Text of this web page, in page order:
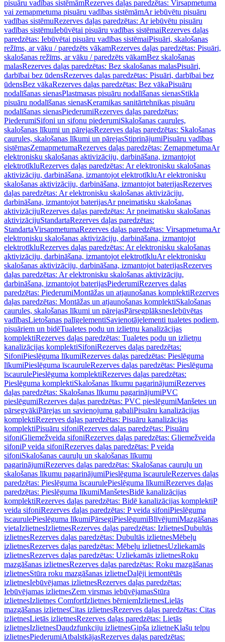
pisuāru vadības sistēmāmRezerves daļas paredzētas: Virsapmetuma
vai zemapmetuma pisuāru vadības sistēmāmAr iebūvētu pisuāru
vadības sistēmuRezerves daļas paredzētas: Ar iebūvētu pisuāru
vadības sistēmuIebūvētai pisuāru vadības sistēmaiRezerves daļas
paredzētas: Iebūvētai pisuāru vadības sistēmaiPisuāri, skalošanas
režīms, ar vāku / paredzēts vākamRezerves daļas paredzētas: Pisuāri,
skalošanas režīms, ar vāku / paredzēts vākamBez skalošanas
malasRezerves daļas paredzētas: Bez skalošanas malasPisuāri,
darbībai bez ūdensRezerves daļas paredzētas: Pisuāri, darbībai bez
ūdensBez vākaRezerves daļas paredzētas: Bez vākaPisuāru
nodalīšanas sienasPlastmasas pisuāru nodalīšanas sienasStikla
pisuāru nodalīšanas sienasKeramikas sanitārtehnikas pisuāru
nodalīšanas sienasPiederumiRezerves daļas paredzētas:
PiederumiSifoni un sifonu piederumiSkalošanas caurules,
skalošanas līkumi un pārejasRezerves daļas paredzētas: Skalošanas
caurules, skalošanas līkumi un pārejasStiprinājumiPisuāru vadības
sistēmasZemapmetumaRezerves daļas paredzētas: ZemapmetumaAr
elektronisku skalošanas aktivizāciju, darbināšana, izmantojot
elektrotīkluRezerves daļas paredzētas: Ar elektronisku skalošanas
aktivizāciju, darbināšana, izmantojot elektrotīkluAr elektronisku
skalošanas aktivizāciju, darbināšana, izmantojot baterijasRezerves
daļas paredzētas: Ar elektronisku skalošanas aktivizāciju,
darbināšana, izmantojot baterijasAr pneimatisku skalošanas
aktivizācijuRezerves daļas paredzētas: Ar pneimatisku skalošanas
aktivizācijuStandartaRezerves daļas paredzētas:
StandartaVirsapmetumaRezerves daļas paredzētas: VirsapmetumaAr
elektronisku skalošanas aktivizāciju, darbināšana, izmantojot
elektrotīkluRezerves daļas paredzētas: Ar elektronisku skalošanas
aktivizāciju, darbināšana, izmantojot elektrotīkluAr elektronisku
skalošanas aktivizāciju, darbināšana, izmantojot baterijasRezerves
daļas paredzētas: Ar elektronisku skalošanas aktivizāciju,
darbināšana, izmantojot baterijasPiederumiRezerves daļas
paredzētas: PiederumiMontāžas un atjaunošanas komplektiRezerves
daļas paredzētas: Montāžas un atjaunošanas komplektiSkalošanas
caurules, skalošanas līkumi un pārejasPārsegplāksnesIebūvētas
vadībasLietošanas palīgelementiSavienotājelementi tualetes podiem,
pisuāriem un bidēTualetes podu un izlietņu kanalizācijas
komplektiRezerves daļas paredzētas: Tualetes podu un izlietņu
kanalizācijas komplektiSifoniRezerves daļas paredzētas:
SifoniPieslēguma līkumiRezerves daļas paredzētas: Pieslēguma
līkumiPieslēguma īscauruleRezerves daļas paredzētas: Pieslēguma
īscaurulePieslēguma komplektiRezerves daļas paredzētas:
Pieslēguma komplektiSkalošanas līkumu pagarinājumiRezerves
daļas paredzētas: Skalošanas līkumu pagarinājumiPVC
pieslēgumiRezerves daļas paredzētas: PVC pieslēgumiManšetes un
pārsegvākiPārejas un savienojuma gabaliPisuāru kanalizācijas
komplektiRezerves daļas paredzētas: Pisuāru kanalizācijas
komplektiPisuāru sifoniRezerves daļas paredzētas: Pisuāru
sifoniGliemežveida sifoniRezerves daļas paredzētas: Gliemežveida
sifoniP veida sifoniRezerves daļas paredzētas: P veida
sifoniSkalošanas cauruļu un skalošanas līkumu
pagarinājumiRezerves daļas paredzētas: Skalošanas cauruļu un
skalošanas līkumu pagarinājumiPieslēguma īscauruleRezerves daļas
paredzētas: Pieslēguma īscaurulePieslēguma līkumiRezerves daļas
paredzētas: Pieslēguma līkumiManšetesBidē kanalizācijas
komplektiRezerves daļas paredzētas: Bidē kanalizācijas komplektiP
veida sifoniRezerves daļas paredzētas: P veida sifoniPieslēguma
īscaurulePieslēguma līkumiPārsegiPieslēgumiBlīvējumiMazgāšanas
vietaIzlietnesIzlietnesRezerves daļas paredzētas: IzlietnesDubultās
izlietnesRezerves daļas paredzētas: Dubultās izlietnesMēbeļu
izlietnesRezerves daļas paredzētas: Mēbeļu izlietnesUzliekamās
izlietnesRezerves daļas paredzētas: Uzliekamās izlietnesRoku
mazgāšanas izlietnesRezerves daļas paredzētas: Roku mazgāšanas
izlietnesStūra roku mazgāšanas izlietneDaļēji iemontētās
izlietnesIebūvējamas izlietnesRezerves daļas paredzētas:
Iebūvējamas izlietnesZem virsmas iebūvējamasStūra
izlietnesIzlietnes ComfortIzlietnes bērniemIzlietnesLielās
mazgāšanas izlietnesCitas izlietnesRezerves daļas paredzētas: Citas
izlietnesLietās izlietnesRezerves daļas paredzētas: Lietās
izlietnesIzlietnesDaudzfunkciju izlietnesĢipša izlietneKlašu telpu
izlietnesPiederumiAtbalstkājasRezerves daļas paredzētas: